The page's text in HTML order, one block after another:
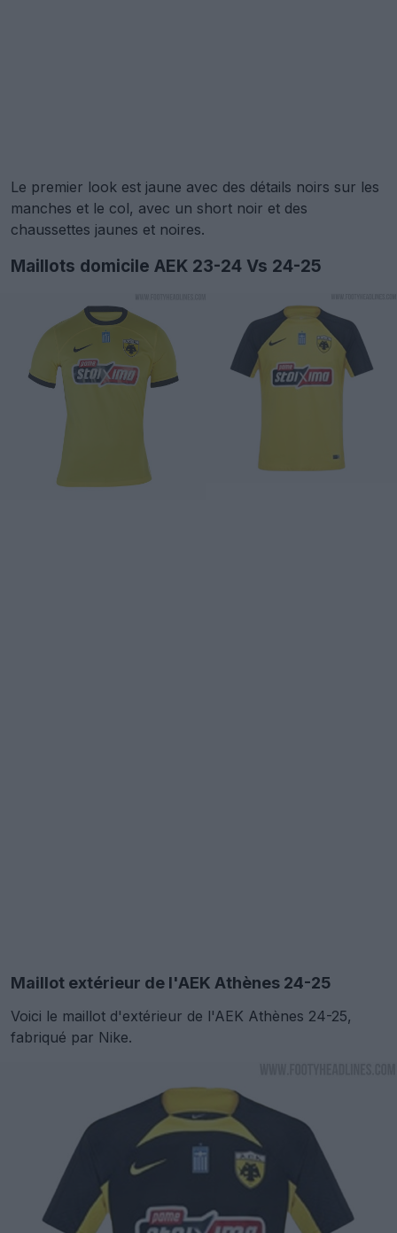
Le premier look est jaune avec des détails noirs sur les
manches et le col, avec un short noir et des
chaussettes jaunes et noires.
Maillots domicile AEK 23-24 Vs 24-25
Maillot extérieur de l'AEK Athènes 24-25
Voici le maillot d'extérieur de l'AEK Athènes 24-25,
fabriqué par Nike.